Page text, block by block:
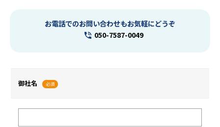
お電話でのお問い合わせもお気軽にどうぞ
050-7587-0049
御社名 必須